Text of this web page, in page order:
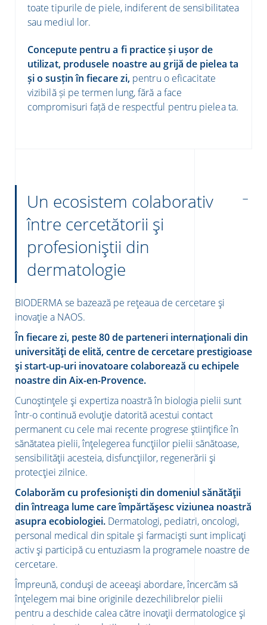
toate tipurile de piele, indiferent de sensibilitatea
sau mediul lor.
Concepute pentru a fi practice și ușor de
utilizat, produsele noastre au grijă de pielea ta
și o susțin în fiecare zi, pentru o eficacitate
vizibilă și pe termen lung, fără a face
compromisuri față de respectful pentru pielea ta.
Un ecosistem colaborativ
între cercetătorii și
profesioniștii din
dermatologie
BIODERMA se bazează pe rețeaua de cercetare și
inovație a NAOS.
În fiecare zi, peste 80 de parteneri internaționali din
universități de elită, centre de cercetare prestigioase
și start-up-uri inovatoare colaborează cu echipele
noastre din Aix-en-Provence.
Cunoștințele și expertiza noastră în biologia pielii sunt
într-o continuă evoluție datorită acestui contact
permanent cu cele mai recente progrese științifice în
sănătatea pielii, înțelegerea funcțiilor pielii sănătoase,
sensibilității acesteia, disfuncțiilor, regenerării și
protecției zilnice.
Colaborăm cu profesioniști din domeniul sănătății
din întreaga lume care împărtășesc viziunea noastră
asupra ecobiologiei. Dermatologi, pediatri, oncologi,
personal medical din spitale și farmaciști sunt implicați
activ și participă cu entuziasm la programele noastre de
cercetare.
Împreună, conduși de aceeași abordare, încercăm să
înțelegem mai bine originile dezechilibrelor pielii
pentru a deschide calea către inovații dermatologice și